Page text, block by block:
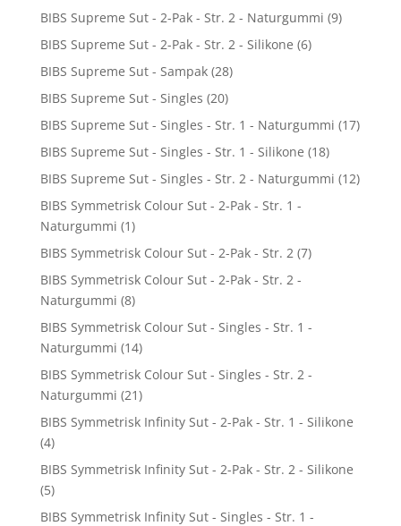
BIBS Supreme Sut - 2-Pak - Str. 2 - Naturgummi (9)
BIBS Supreme Sut - 2-Pak - Str. 2 - Silikone (6)
BIBS Supreme Sut - Sampak (28)
BIBS Supreme Sut - Singles (20)
BIBS Supreme Sut - Singles - Str. 1 - Naturgummi (17)
BIBS Supreme Sut - Singles - Str. 1 - Silikone (18)
BIBS Supreme Sut - Singles - Str. 2 - Naturgummi (12)
BIBS Symmetrisk Colour Sut - 2-Pak - Str. 1 -
Naturgummi (1)
BIBS Symmetrisk Colour Sut - 2-Pak - Str. 2 (7)
BIBS Symmetrisk Colour Sut - 2-Pak - Str. 2 -
Naturgummi (8)
BIBS Symmetrisk Colour Sut - Singles - Str. 1 -
Naturgummi (14)
BIBS Symmetrisk Colour Sut - Singles - Str. 2 -
Naturgummi (21)
BIBS Symmetrisk Infinity Sut - 2-Pak - Str. 1 - Silikone
(4)
BIBS Symmetrisk Infinity Sut - 2-Pak - Str. 2 - Silikone
(5)
BIBS Symmetrisk Infinity Sut - Singles - Str. 1 -